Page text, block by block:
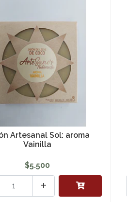
Artesanal Sol: aroma
Vainilla
$5.500
+